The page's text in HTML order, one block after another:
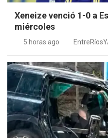
Xeneize venció 1-0 a
miércoles
5 horas ago